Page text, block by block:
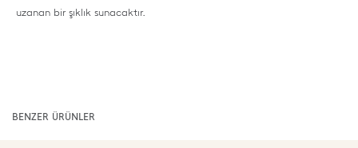
uzanan bir şıklık sunacaktır.
BENZER ÜRÜNLER